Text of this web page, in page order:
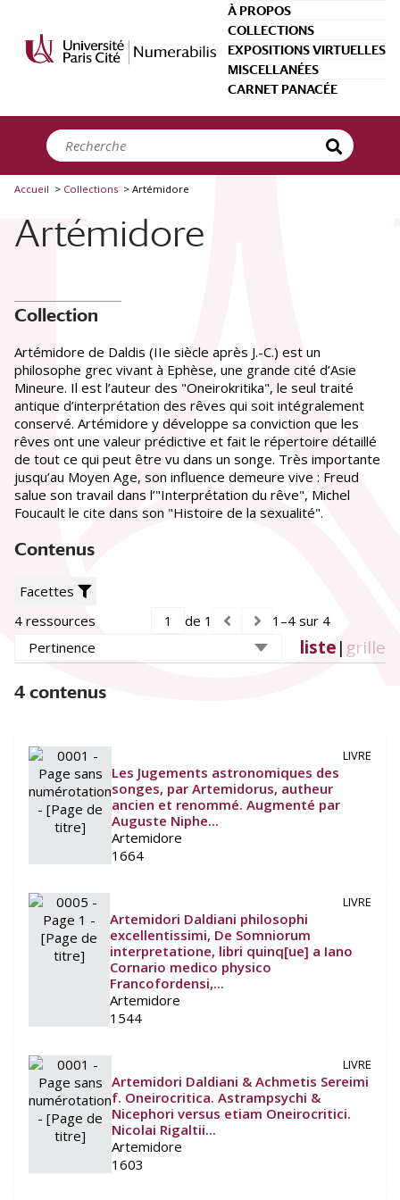
À PROPOS
COLLECTIONS
EXPOSITIONS VIRTUELLES
MISCELLANÉES
CARNET PANACÉE
Accueil > Collections > Artémidore
Artémidore
Collection
Artémidore de Daldis (IIe siècle après J.-C.) est un
philosophe grec vivant à Ephèse, une grande cité d’Asie
Mineure. Il est l’auteur des "Oneirokritika", le seul traité
antique d’interprétation des rêves qui soit intégralement
conservé. Artémidore y développe sa conviction que les
rêves ont une valeur prédictive et fait le répertoire détaillé
de tout ce qui peut être vu dans un songe. Très importante
jusqu’au Moyen Age, son influence demeure vive : Freud
salue son travail dans l’"Interprétation du rêve", Michel
Foucault le cite dans son "Histoire de la sexualité".
Contenus
Créateurs
Artemidore(4)
Achmet(1)
Astrampsychus(1)
Du Moulin, Antoine (1)
Krauss, Friedrich Salomo(1)
Entre et
Siècle
16e siècle(1)
17e siècle (2)
19e siècle(1)
Lieu de conservation
Université Paris Cité. BIU Santé Médecine
Facettes
4 ressources
de 1 1–4 sur 4
liste | grille
4 contenus
LIVRE
Les Jugements astronomiques des
songes, par Artemidorus, autheur
ancien et renommé. Augmenté par
Auguste Niphe...
Artemidore
1664
LIVRE
Artemidori Daldiani philosophi
excellentissimi, De Somniorum
interpretatione, libri quinq[ue] a Iano
Cornario medico physico
Francofordensi,...
Artemidore
1544
LIVRE
Artemidori Daldiani & Achmetis Sereimi
f. Oneirocritica. Astrampsychi &
Nicephori versus etiam Oneirocritici.
Nicolai Rigaltii...
Artemidore
1603